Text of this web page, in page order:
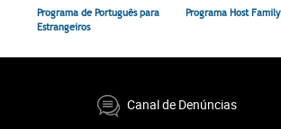
Programa de Português para
Estrangeiros
Programa Host Family
Canal de Denúncias